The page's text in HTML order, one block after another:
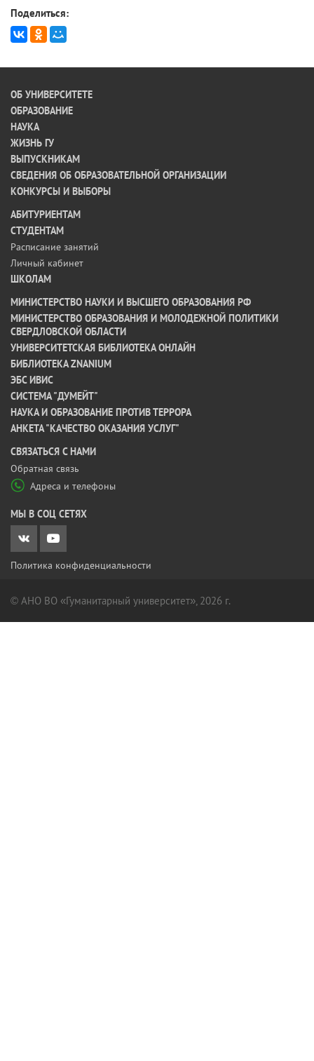
Поделиться:
ОБ УНИВЕРСИТЕТЕ
ОБРАЗОВАНИЕ
НАУКА
ЖИЗНЬ ГУ
ВЫПУСКНИКАМ
СВЕДЕНИЯ ОБ ОБРАЗОВАТЕЛЬНОЙ ОРГАНИЗАЦИИ
КОНКУРСЫ И ВЫБОРЫ
АБИТУРИЕНТАМ
СТУДЕНТАМ
Расписание занятий
Личный кабинет
ШКОЛАМ
МИНИСТЕРСТВО НАУКИ И ВЫСШЕГО ОБРАЗОВАНИЯ РФ
МИНИСТЕРСТВО ОБРАЗОВАНИЯ И МОЛОДЕЖНОЙ ПОЛИТИКИ
СВЕРДЛОВСКОЙ ОБЛАСТИ
УНИВЕРСИТЕТСКАЯ БИБЛИОТЕКА ОНЛАЙН
БИБЛИОТЕКА ZNANIUM
ЭБС ИВИС
СИСТЕМА "ДУМЕЙТ"
НАУКА И ОБРАЗОВАНИЕ ПРОТИВ ТЕРРОРА
АНКЕТА "КАЧЕСТВО ОКАЗАНИЯ УСЛУГ"
CВЯЗАТЬСЯ С НАМИ
Обратная связь
Адреса и телефоны
МЫ В СОЦ СЕТЯХ
Политика конфиденциальности
© АНО ВО «Гуманитарный университет», 2026 г.